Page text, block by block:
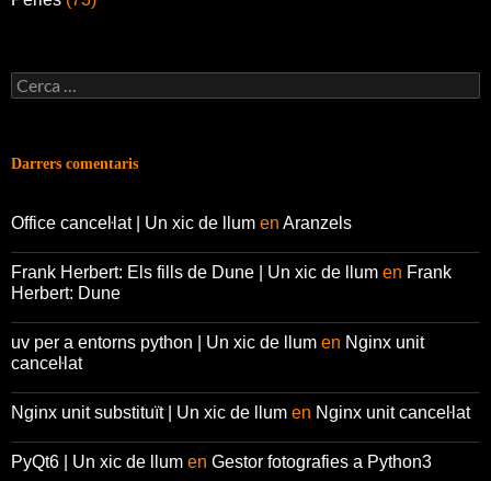
Cerca:
Darrers comentaris
Office canceŀlat | Un xic de llum en Aranzels
Frank Herbert: Els fills de Dune | Un xic de llum en Frank
Herbert: Dune
uv per a entorns python | Un xic de llum en Nginx unit
canceŀlat
Nginx unit substituït | Un xic de llum en Nginx unit canceŀlat
PyQt6 | Un xic de llum en Gestor fotografies a Python3